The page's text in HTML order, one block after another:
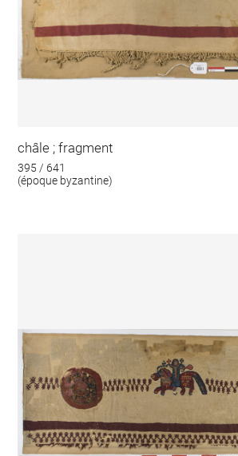
châle ; fragment
395 / 641
(époque byzantine)